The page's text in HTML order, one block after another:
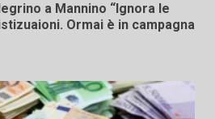
a Mannino “Ignora le
Ormai è in campagna